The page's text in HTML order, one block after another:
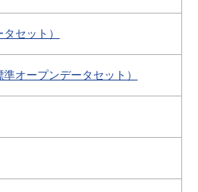
セット）
オープンデータセット）